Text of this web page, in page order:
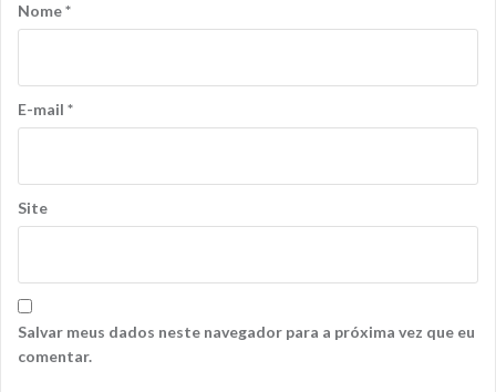
Nome*
E-mail *
Site
Salvar meus dados neste navegador para a próxima vez que eu
comentar.